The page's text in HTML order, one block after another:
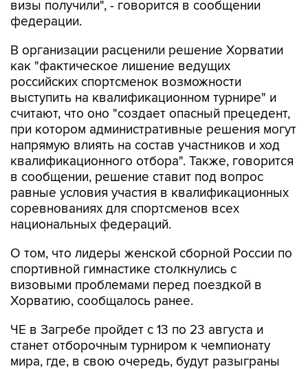
визы получили", - говорится в сообщении
федерации.
В организации расценили решение Хорватии
как "фактическое лишение ведущих
российских спортсменок возможности
выступить на квалификационном турнире" и
считают, что оно "создает опасный прецедент,
при котором административные решения могут
напрямую влиять на состав участников и ход
квалификационного отбора". Также, говорится
в сообщении, решение ставит под вопрос
равные условия участия в квалификационных
соревнованиях для спортсменов всех
национальных федераций.
О том, что лидеры женской сборной России по
спортивной гимнастике столкнулись с
визовыми проблемами перед поездкой в
Хорватию, сообщалось ранее.
ЧЕ в Загребе пройдет с 13 по 23 августа и
станет отборочным турниром к чемпионату
мира, где, в свою очередь, будут разыграны